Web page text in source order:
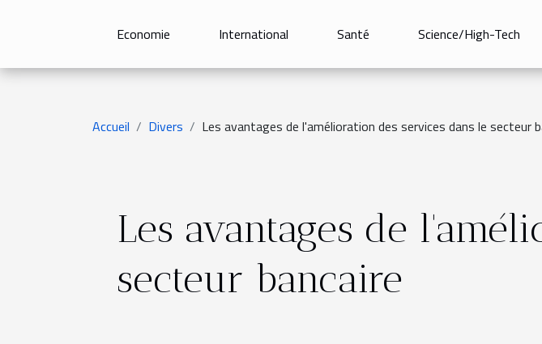
Economie International Santé Science/High-Tech
Accueil Divers Les avantages de l'amélioration des services dans le secteur
Les avantages de
secteur bancaire